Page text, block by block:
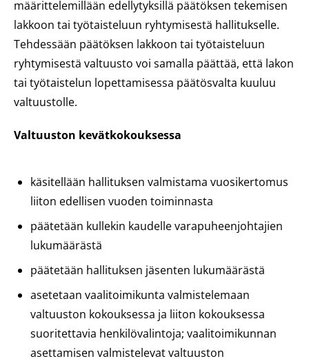
määrittelemillään edellytyksillä päätöksen tekemisen
lakkoon tai työtaisteluun ryhtymisestä hallitukselle.
Tehdessään päätöksen lakkoon tai työtaisteluun
ryhtymisestä valtuusto voi samalla päättää, että lakon
tai työtaistelun lopettamisessa päätösvalta kuuluu
valtuustolle.
Valtuuston kevätkokouksessa
käsitellään hallituksen valmistama vuosikertomus
liiton edellisen vuoden toiminnasta
päätetään kullekin kaudelle varapuheenjohtajien
lukumäärästä
päätetään hallituksen jäsenten lukumäärästä
asetetaan vaalitoimikunta valmistelemaan
valtuuston kokouksessa ja liiton kokouksessa
suoritettavia henkilövalintoja; vaalitoimikunnan
asettamisen valmistelevat valtuuston